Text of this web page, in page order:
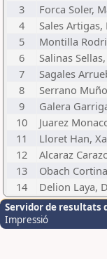
3
Forca Soler,
4
Sales Artigas,
5
Montilla
6
Salinas
7
Sagales
8
Serrano
9
Galera
10
Juarez
11
Lloret Han,
12
Alcaraz
13
Obach
14
Delion Laya,
Servidor de resultats
Impressió